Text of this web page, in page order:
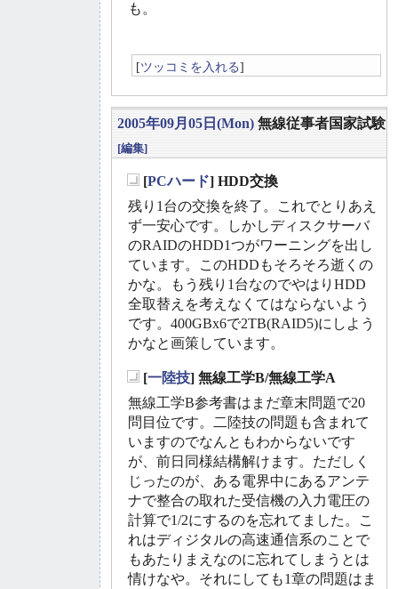
も。
[ツッコミを入れる]
2005年09月05日(Mon) 無線従事者国家試験
[編集]
[PCハード] HDD交換
残り1台の交換を終了。これでとりあえ
ず一安心です。しかしディスクサーバ
のRAIDのHDD1つがワーニングを出し
ています。このHDDもそろそろ逝くの
かな。もう残り1台なのでやはりHDD
全取替えを考えなくてはならないよう
です。400GBx6で2TB(RAID5)にしよう
かなと画策しています。
[一陸技] 無線工学B/無線工学A
無線工学B参考書はまだ章末問題で20
問目位です。二陸技の問題も含まれて
いますのでなんともわからないです
が、前日同様結構解けます。ただしく
じったのが、ある電界中にあるアンテ
ナで整合の取れた受信機の入力電圧の
計算で1/2にするのを忘れてました。こ
れはディジタルの高速通信系のことで
もあたりまえなのに忘れてしまうとは
情けなや。それにしても1章の問題はま